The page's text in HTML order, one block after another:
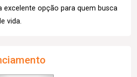
excelente opção para quem busca
vida.